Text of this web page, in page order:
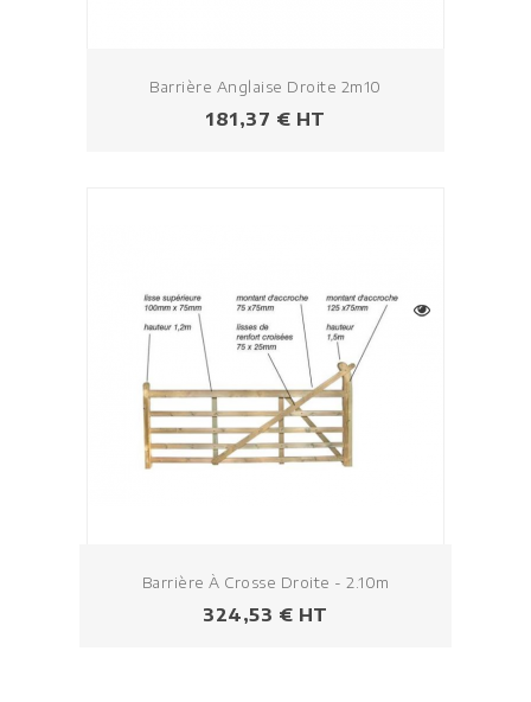
Barrière Anglaise Droite 2m10
Prezzo
181,37 € HT
Barrière À Crosse Droite - 2.10m
Prezzo
324,53 € HT